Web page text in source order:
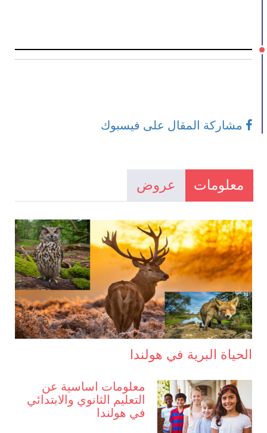
مشاركة المقال على فيسبوك
معلومات عروض
الحياة البرية في هولندا
معلومات اساسية عن
التعليم الثانوي والابتدائي
في هولندا